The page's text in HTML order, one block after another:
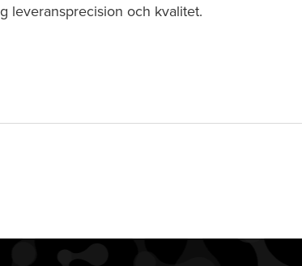
leveransprecision och kvalitet.